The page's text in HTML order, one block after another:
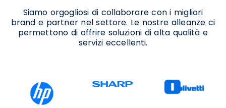
Siamo orgogliosi di collaborare con i migliori
brand e partner nel settore. Le nostre alleanze ci
permettono di offrire soluzioni di alta qualità e
servizi eccellenti.